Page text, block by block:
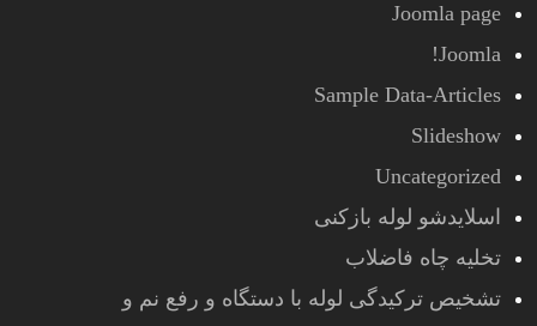
Joomla page
Joomla!
Sample Data-Articles
Slideshow
Uncategorized
اسلایدشو لوله بازکنی
تخلیه چاه فاضلاب
تشخیص ترکیدگی لوله با دستگاه و رفع نم و